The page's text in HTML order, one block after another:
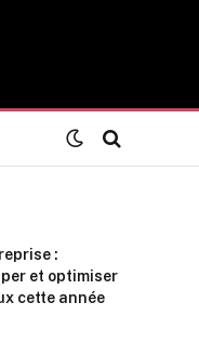
:
et optimiser
cette année